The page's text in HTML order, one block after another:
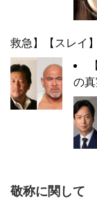
救急】【スレイ】
の
敬称に関して